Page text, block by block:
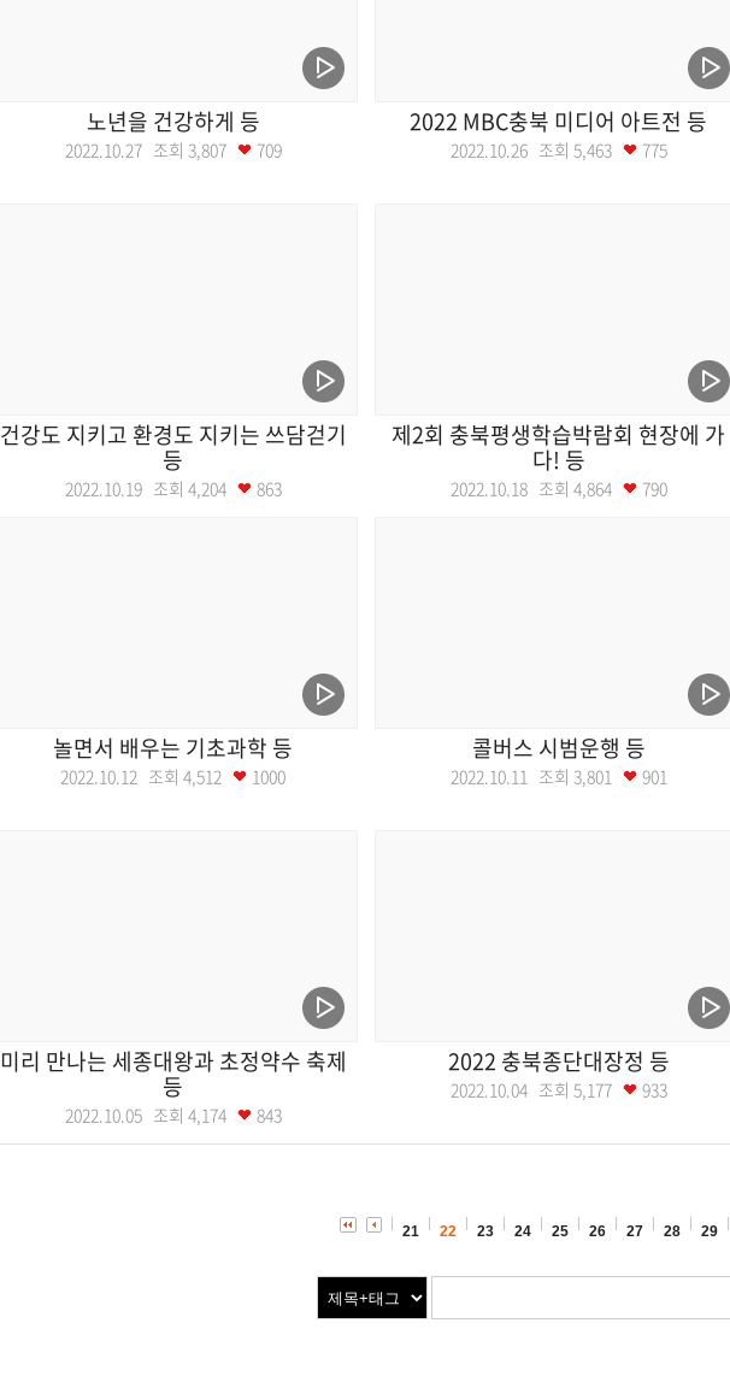
노년을 건강하게 등
2022.10.27 조회 3,807 709
2022 MBC충북 미디어 아트전 등
2022.10.26 조회 5,463 775
건강도 지키고 환경도 지키는 쓰담걷기
등
2022.10.19 조회 4,204 863
제2회 충북평생학습박람회 현장에 가
다! 등
2022.10.18 조회 4,864 790
놀면서 배우는 기초과학 등
2022.10.12 조회 4,512 1000
콜버스 시범운행 등
2022.10.11 조회 3,801 901
미리 만나는 세종대왕과 초정약수 축제
등
2022.10.05 조회 4,174 843
2022 충북종단대장정 등
2022.10.04 조회 5,177 933
21 22 23 24 25 26 27 28 29